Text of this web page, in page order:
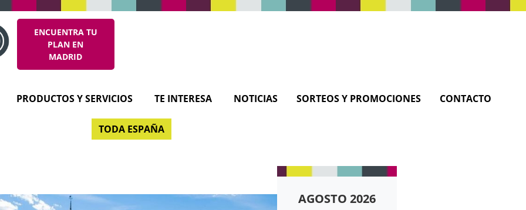
ENCUENTRA TU
PLAN EN
MADRID
PRODUCTOS Y SERVICIOS TE INTERESA NOTICIAS SORTEOS Y PROMOCIONES CONTACTO
TODA ESPAÑA
AGOSTO 2026